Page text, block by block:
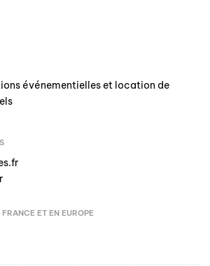
événementielles et location de
ET EN EUROPE